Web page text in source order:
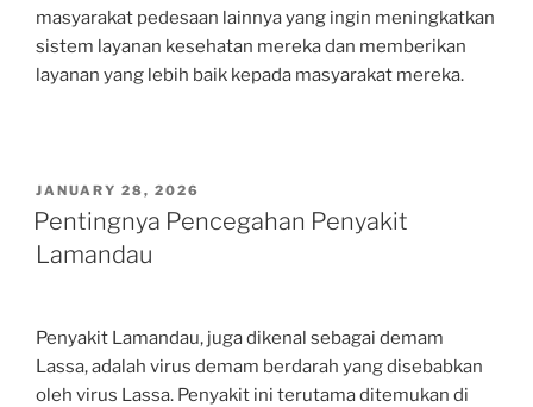
masyarakat pedesaan lainnya yang ingin meningkatkan
sistem layanan kesehatan mereka dan memberikan
layanan yang lebih baik kepada masyarakat mereka.
POSTED
ON
JANUARY 28, 2026
Pentingnya Pencegahan Penyakit
Lamandau
Penyakit Lamandau, juga dikenal sebagai demam
Lassa, adalah virus demam berdarah yang disebabkan
oleh virus Lassa. Penyakit ini terutama ditemukan di